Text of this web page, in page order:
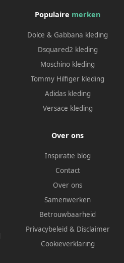
Populaire merken
Dolce & Gabbana kleding
Dsquared2 kleding
Moschino kleding
Tommy Hilfiger kleding
Adidas kleding
Versace kleding
Over ons
Inspiratie blog
Contact
Over ons
Samenwerken
Betrouwbaarheid
Privacybeleid & Disclaimer
Cookieverklaring